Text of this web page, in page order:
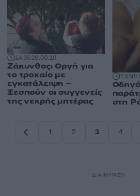
14:3629.09.19
Ζάκυνθος: Οργή για
το τροχαίο με
εγκατάλειψη –
Ξεσπούν οι συγγενείς
της νεκρής μητέρας
13:58
στη
1
2
3
4
ΔΙΑΦΗΜΙΣΗ